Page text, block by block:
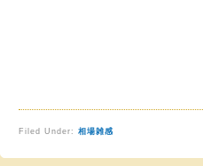
Filed Under: 相場雑感